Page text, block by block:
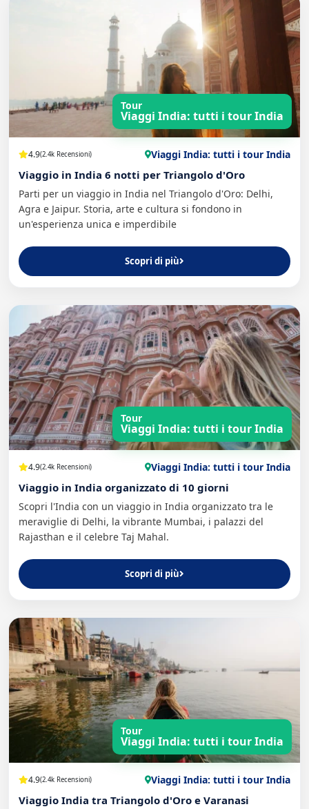
Tour
Viaggi India: tutti i tour India
4.9(2.4k Recensioni) Viaggi India: tutti i tour India
Viaggio in India 6 notti per Triangolo d'Oro
Parti per un viaggio in India nel Triangolo d'Oro: Delhi,
Agra e Jaipur. Storia, arte e cultura si fondono in
un'esperienza unica e imperdibile
Scopri di più
Tour
Viaggi India: tutti i tour India
4.9(2.4k Recensioni) Viaggi India: tutti i tour India
Viaggio in India organizzato di 10 giorni
Scopri l'India con un viaggio in India organizzato tra le
meraviglie di Delhi, la vibrante Mumbai, i palazzi del
Rajasthan e il celebre Taj Mahal.
Scopri di più
Tour
Viaggi India: tutti i tour India
4.9(2.4k Recensioni) Viaggi India: tutti i tour India
Viaggio India tra Triangolo d'Oro e Varanasi